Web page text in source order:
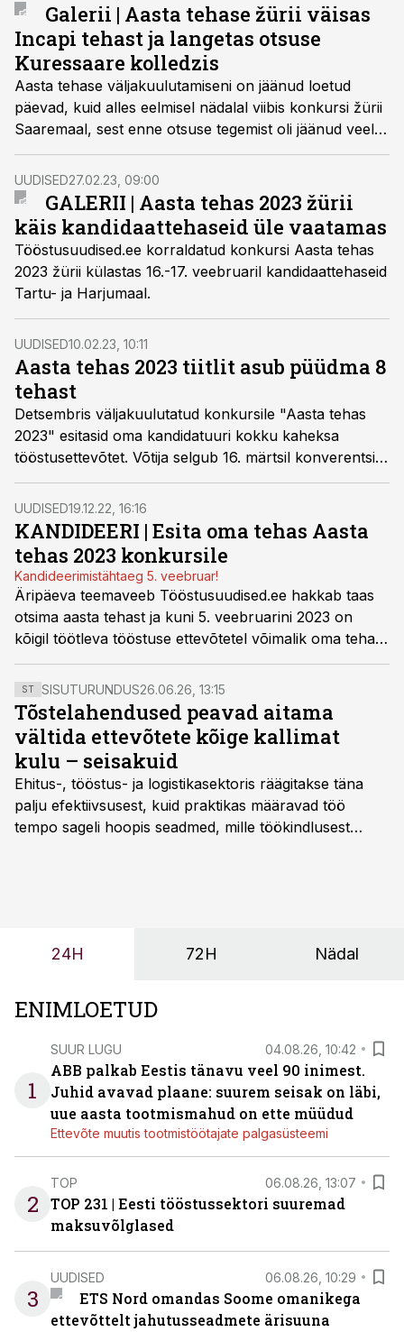
Galerii | Aasta tehase žürii väisas
Incapi tehast ja langetas otsuse
Kuressaare kolledzis
Aasta tehase väljakuulutamiseni on jäänud loetud
päevad, kuid alles eelmisel nädalal viibis konkursi žürii
Saaremaal, sest enne otsuse tegemist oli jäänud veel
viimane külaskäik Incap Estonia Kuressaare tehasesse.
Seejärel suundus žürii Taltechi Kuressaare kolledžisse
otsust langetama.
UUDISED27.02.23, 09:00
GALERII | Aasta tehas 2023 žürii
käis kandidaattehaseid üle vaatamas
Tööstusuudised.ee korraldatud konkursi Aasta tehas
2023 žürii külastas 16.-17. veebruaril kandidaattehaseid
Tartu- ja Harjumaal.
UUDISED10.02.23, 10:11
Aasta tehas 2023 tiitlit asub püüdma 8
tehast
Detsembris väljakuulutatud konkursile "Aasta tehas
2023" esitasid oma kandidatuuri kokku kaheksa
tööstusettevõtet. Võtija selgub 16. märtsil konverentsi
ja messi "Tark tööstus 2023" õhtusel üritusel.
UUDISED19.12.22, 16:16
KANDIDEERI | Esita oma tehas Aasta
tehas 2023 konkursile
Kandideerimistähtaeg 5. veebruar!
Äripäeva teemaveeb Tööstusuudised.ee hakkab taas
otsima aasta tehast ja kuni 5. veebruarini 2023 on
kõigil töötleva tööstuse ettevõtetel võimalik oma tehas
konkursile esitada. Võitja valitakse andmete põhjal nii
suurettevõtete kui VKE-de kategoorias, samuti selgub
lugejate lemmik.
ST SISUTURUNDUS26.06.26, 13:15
Tõstelahendused peavad aitama
vältida ettevõtete kõige kallimat
kulu – seisakuid
Ehitus-, tööstus- ja logistikasektoris räägitakse täna
palju efektiivsusest, kuid praktikas määravad töö
tempo sageli hoopis seadmed, mille töökindlusest
24H 72H Nädal
ENIMLOETUD
1
SUUR LUGU 04.08.26, 10:42
ABB palkab Eestis tänavu veel 90 inimest.
Juhid avavad plaane: suurem seisak on läbi,
uue aasta tootmismahud on ette müüdud
Ettevõte muutis tootmistöötajate palgasüsteemi
2
TOP 06.08.26, 13:07
TOP 231 | Eesti tööstussektori suuremad
maksuvõlglased
3
UUDISED 06.08.26, 10:29
ETS Nord omandas Soome omanikega
ettevõttelt jahutusseadmete ärisuuna